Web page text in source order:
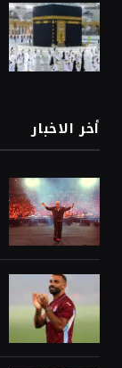
أخر الاخبار